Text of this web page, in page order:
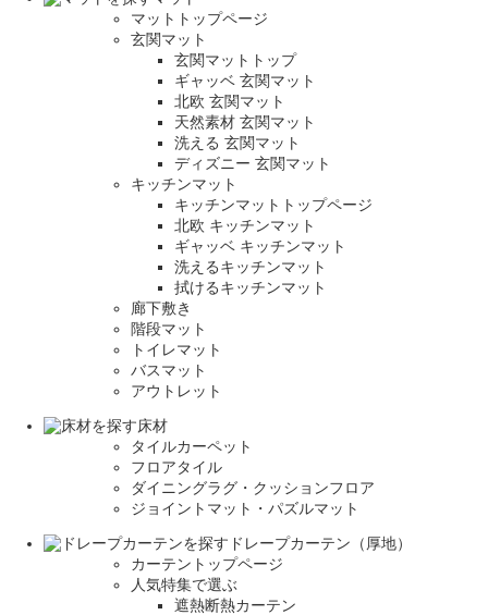
マットトップページ
玄関マット
玄関マットトップ
ギャッベ 玄関マット
北欧 玄関マット
天然素材 玄関マット
洗える 玄関マット
ディズニー 玄関マット
キッチンマット
キッチンマットトップページ
北欧 キッチンマット
ギャッベ キッチンマット
洗えるキッチンマット
拭けるキッチンマット
廊下敷き
階段マット
トイレマット
バスマット
アウトレット
床材
タイルカーペット
フロアタイル
ダイニングラグ・クッションフロア
ジョイントマット・パズルマット
ドレープカーテン（厚地）
カーテントップページ
人気特集で選ぶ
遮熱断熱カーテン